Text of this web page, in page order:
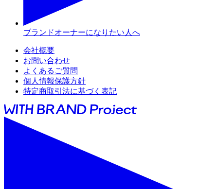
ブランドオーナーになりたい人へ
会社概要
お問い合わせ
よくあるご質問
個人情報保護方針
特定商取引法に基づく表記